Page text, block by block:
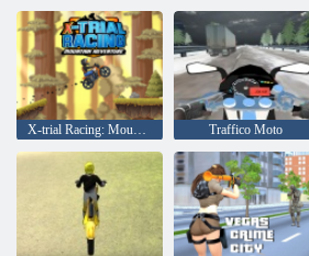
X-trial Racing: Mountain Adventure Traffico Moto